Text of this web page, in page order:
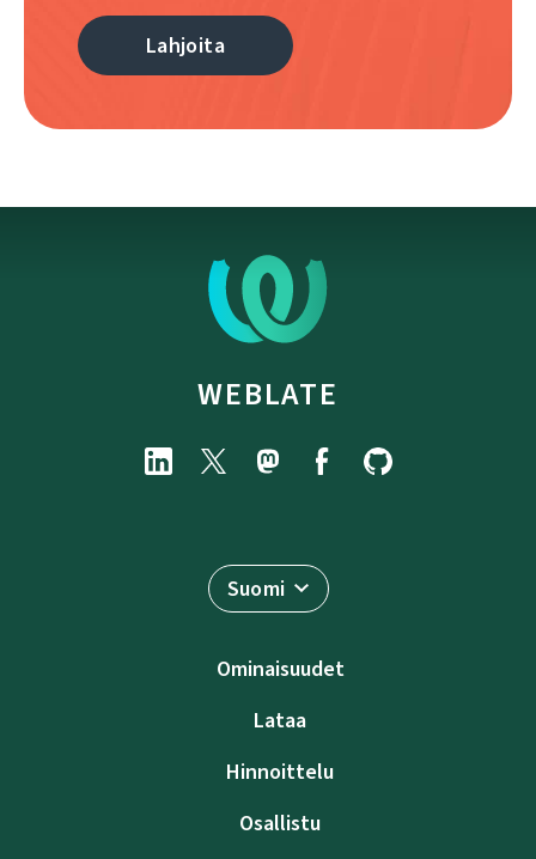
Lahjoita
WEBLATE
Suomi
Ominaisuudet
Lataa
Hinnoittelu
Osallistu